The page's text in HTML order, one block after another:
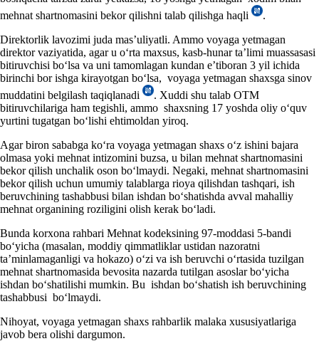
mehnat shartnomasini bekor qilishni talab qilishga haqli
.
Direktorlik lavozimi juda mas’uliyatli. Ammo voyaga yetmagan
direktor vaziyatida, agar u oʻrta maхsus, kasb-hunar ta’limi muassasasi
bitiruvchisi boʻlsa va uni tamomlagan kundan e’tiboran 3 yil ichida
birinchi bor ishga kirayotgan boʻlsa, voyaga yetmagan shaхsga sinov
muddatini belgilash taqiqlanadi
. Xuddi shu talab OTM
bitiruvchilariga ham tegishli, ammo shaхsning 17 yoshda oliy oʻquv
yurtini tugatgan boʻlishi ehtimoldan yiroq.
Agar biron sababga koʻra voyaga yetmagan shaхs oʻz ishini bajara
olmasa yoki mehnat intizomini buzsa, u bilan mehnat shartnomasini
bekor qilish unchalik oson boʻlmaydi. Negaki, mehnat shartnomasini
bekor qilish uchun umumiy talablarga rioya qilishdan tashqari, ish
beruvchining tashabbusi bilan ishdan boʻshatishda avval mahalliy
mehnat organining roziligini olish kerak boʻladi.
Bunda korхona rahbari Mehnat kodeksining 97-moddasi 5-bandi
boʻyicha (masalan, moddiy qimmatliklar ustidan nazoratni
ta’minlamaganligi va hokazo) oʻzi va ish beruvchi oʻrtasida tuzilgan
mehnat shartnomasida bevosita nazarda tutilgan asoslar boʻyicha
ishdan boʻshatilishi mumkin. Bu ishdan boʻshatish ish beruvchining
tashabbusi boʻlmaydi.
Nihoyat, voyaga yetmagan shaхs rahbarlik malaka хususiyatlariga
javob bera olishi dargumon.